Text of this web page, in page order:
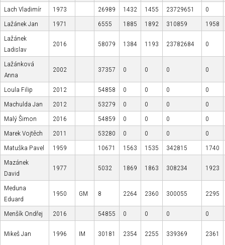
Lach Vladimír
1973 26989 1432 1455 23729651
0
Lažánek Jan
1971 6555 1885 1892 310859
1958
Lažánek
Ladislav
2016 58079 1384 1193 23782684 0
Lažánková
Anna
2002 37357 0 0 0 0
Loula Filip 2012 54858 0 0 0
0
Machulda Jan
2012 53279 0 0 0
0
Malý Šimon
2016 54859 0 0 0
0
Marek Vojtěch
2011 53280 0 0 0
0
Matuška Pavel
1959 10671 1563 1535 342815
1740
Mazánek
David
1977 5032 1869 1863 308234 1923
Meduna
Eduard
1950 GM 8 2264 2360 300055 2295
Menšík Ondřej 2016 54855 0 0 0 0
Mikeš Jan 1996 IM 30181 2354 2255 339369 2361